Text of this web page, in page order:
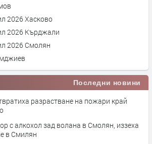
2026 Хасково
2026 Кърджали
2026 Смолян
Последни новини
разрастване на пожари край
с алкохол зад волана в Смолян, иззеха
в Смилян